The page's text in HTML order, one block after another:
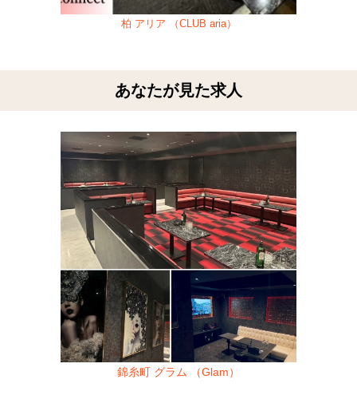
柏 アリア （CLUB aria）
あなたが見た求人
錦糸町 グラム （Glam）